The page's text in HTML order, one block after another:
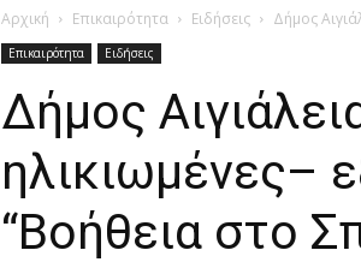
Αρχική Επικαιρότητα Ειδήσεις Δήμος
Επικαιρότητα Ειδήσεις
Δήμος
ηλικιωμένες–
“Βοήθεια στο